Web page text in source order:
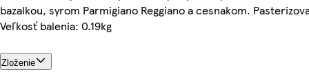
bazalkou, syrom Parmigiano Reggiano a cesnakom.
Veľkosť balenia: 0.19kg
Zloženie